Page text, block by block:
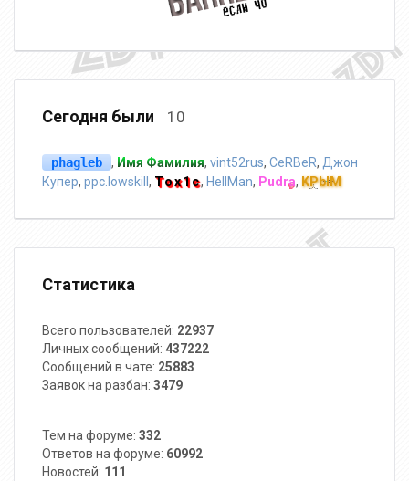
Сегодня были 10
phagleb , Имя Фамилия, vint52rus, CeRBeR, Джон
Купер, ppc.lowskill , Tox1c, HellMan, Pudra, KPblM
Статистика
Всего пользователей: 22937
Личных сообщений: 437222
Сообщений в чате: 25883
Заявок на разбан: 3479
Тем на форуме: 332
Ответов на форуме: 60992
Новостей: 111